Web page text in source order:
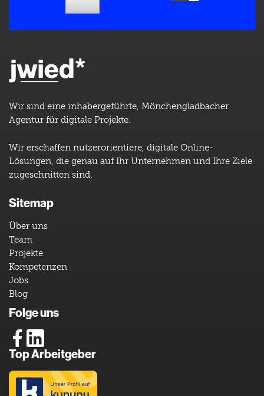
Wir sind eine inhabergeführte, Mönchengladbacher
Agentur für digitale Projekte.
Wir erschaffen nutzerorientiere, digitale Online-
Lösungen, die genau auf Ihr Unternehmen und Ihre Ziele
zugeschnitten sind.
Sitemap
Über uns
Team
Projekte
Kompetenzen
Jobs
Blog
Folge uns
Top Arbeitgeber